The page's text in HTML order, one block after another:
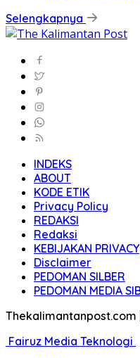
Selengkapnya
INDEKS
ABOUT
KODE ETIK
Privacy Policy
REDAKSI
Redaksi
KEBIJAKAN PRIVACY
Disclaimer
PEDOMAN SILBER
PEDOMAN MEDIA
Thekalimantanpost.com
Fairuz Media Teknologi